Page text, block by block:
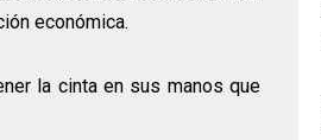
económica.
la cinta en sus manos que